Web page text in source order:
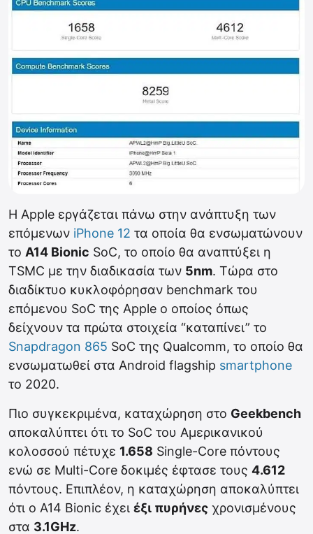
Η Apple εργάζεται πάνω στην ανάπτυξη των
επόμενων iPhone 12 τα οποία θα ενσωματώνουν
το A14 Bionic SoC, το οποίο θα αναπτύξει η
TSMC με την διαδικασία των 5nm. Τώρα στο
διαδίκτυο κυκλοφόρησαν benchmark του
επόμενου SoC της Apple ο οποίος όπως
δείχνουν τα πρώτα στοιχεία “καταπίνει” το
Snapdragon 865 SoC της Qualcomm, το οποίο θα
ενσωματωθεί στα Android flagship smartphone
το 2020.
Πιο συγκεκριμένα, καταχώρηση στο Geekbench
αποκαλύπτει ότι το SoC του Αμερικανικού
κολοσσού πέτυχε 1.658 Single-Core πόντους
ενώ σε Multi-Core δοκιμές έφτασε τους 4.612
πόντους. Επιπλέον, η καταχώρηση αποκαλύπτει
ότι ο A14 Bionic έχει έξι πυρήνες χρονισμένους
στα 3.1GHz.